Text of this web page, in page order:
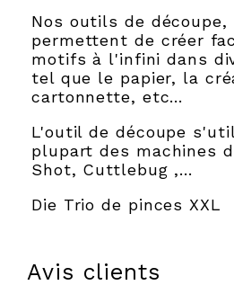
Nos outils de découpe,
permettent de créer
motifs à l'infini dans
tel que le papier, la
cartonnette, etc…
L'outil de découpe
plupart des machines
Shot, Cuttlebug ,...
Die Trio de pinces XXL
Avis clients